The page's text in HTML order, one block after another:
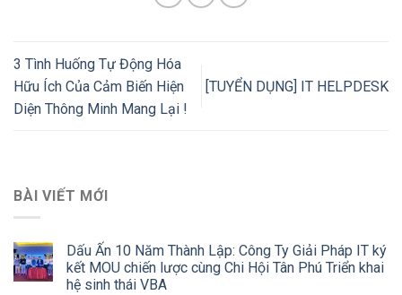
3 Tình Huống Tự Động Hóa
Hữu Ích Của Cảm Biến Hiện
Diện Thông Minh Mang Lại !
[TUYỂN DỤNG] IT HELPDESK
BÀI VIẾT MỚI
Dấu Ấn 10 Năm Thành Lập: Công Ty Giải Pháp IT ký
kết MOU chiến lược cùng Chi Hội Tân Phú Triển khai
hệ sinh thái VBA